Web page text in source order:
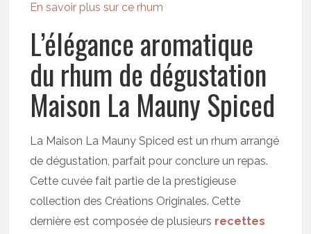
En savoir plus sur ce rhum
L’élégance aromatique
du rhum de dégustation
Maison La Mauny Spiced
La Maison La Mauny Spiced est un rhum arrangé
de dégustation, parfait pour conclure un repas.
Cette cuvée fait partie de la prestigieuse
collection des Créations Originales. Cette
dernière est composée de plusieurs recettes